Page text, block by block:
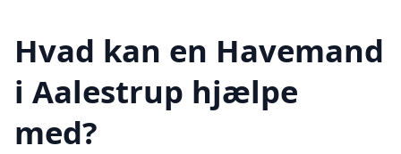
Hvad kan en Havemand
i Aalestrup hjælpe
med?